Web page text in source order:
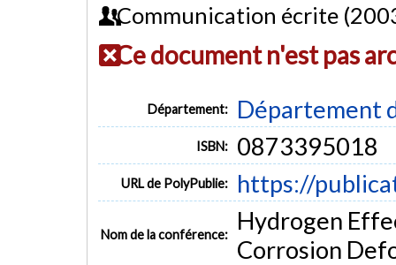
Communication écrite
Ce document n'est pas
Département: Département
ISBN: 0873395018
URL de PolyPublie: https://
Nom de la conférence:
Hydrogen
Corrosion